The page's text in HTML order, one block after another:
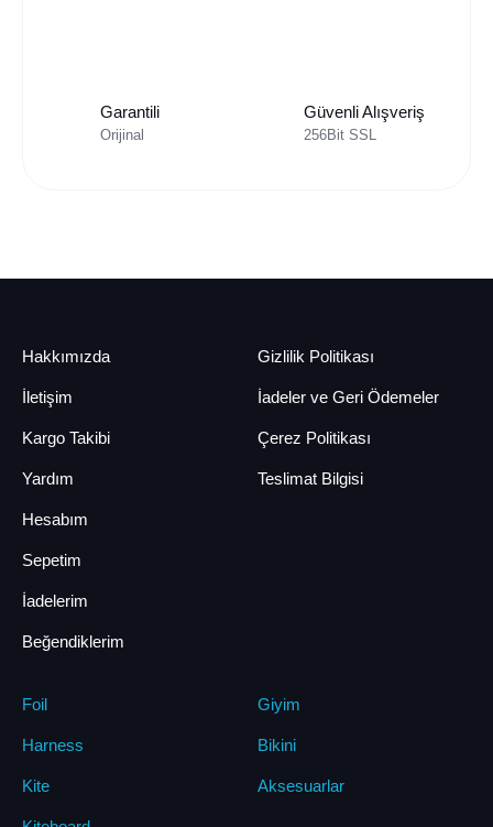
Garantili
Orijinal
Güvenli Alışveriş
256Bit SSL
Hakkımızda
İletişim
Kargo Takibi
Yardım
Gizlilik Politikası
İadeler ve Geri Ödemeler
Çerez Politikası
Teslimat Bilgisi
Hesabım
Sepetim
İadelerim
Beğendiklerim
Foil
Harness
Kite
Giyim
Bikini
Aksesuarlar